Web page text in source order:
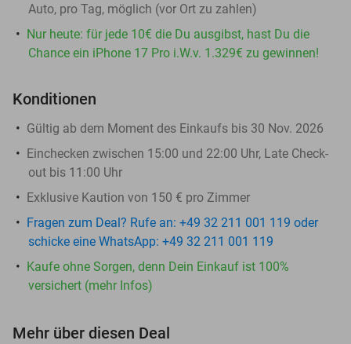
Auto, pro Tag, möglich (vor Ort zu zahlen)
Nur heute: für jede 10€ die Du ausgibst, hast Du die
Chance ein iPhone 17 Pro i.W.v. 1.329€ zu gewinnen!
Konditionen
Gültig ab dem Moment des Einkaufs bis 30 Nov. 2026
Einchecken zwischen 15:00 und 22:00 Uhr, Late Check-
out bis 11:00 Uhr
Exklusive Kaution von 150 € pro Zimmer
Fragen zum Deal? Rufe an: +49 32 211 001 119 oder
schicke eine WhatsApp: +49 32 211 001 119
Kaufe ohne Sorgen, denn Dein Einkauf ist 100%
versichert (mehr Infos)
Mehr über diesen Deal